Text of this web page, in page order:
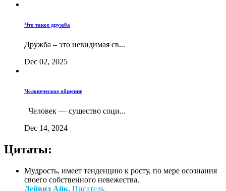
Что такое дружба
Дружба – это невидимая св...
Dec 02, 2025
Человеческое общение
Человек — существо соци...
Dec 14, 2024
Цитаты:
Мудрость, имеет тенденцию к росту, по мере осознания
своего собственного невежества.
Дейвид Айк, Писатель